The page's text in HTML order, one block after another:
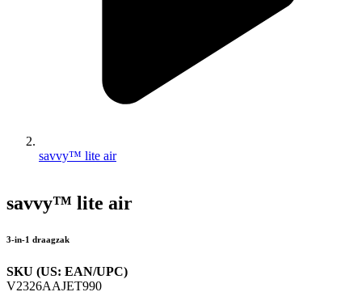
savvy™ lite air
savvy™ lite air
3-in-1 draagzak
SKU (US: EAN/UPC)
V2326AAJET990